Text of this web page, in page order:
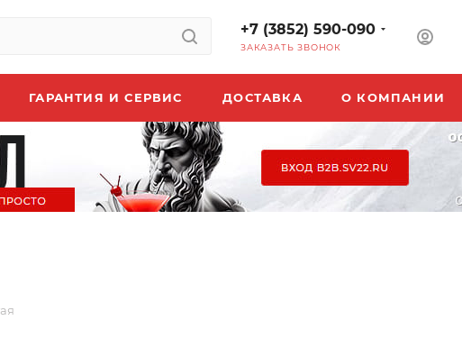
+7 (3852) 590-090
ЗАКАЗАТЬ ЗВОНОК
ГАРАНТИЯ И СЕРВИС ДОСТАВКА О КОМПАНИИ